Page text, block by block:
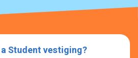
Student vestiging?